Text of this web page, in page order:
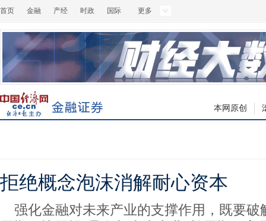
首页 金融 产经 时政 国际 更多
本网原创
拒绝概念泡沫消解耐心资本
强化金融对未来产业的支撑作用，既要破